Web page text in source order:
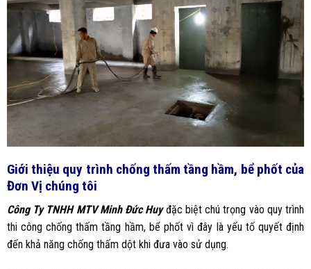
Giới thiệu quy trình chống thấm tầng hầm, bể phốt của
Đơn Vị chúng tôi
Công Ty TNHH MTV Minh Đức Huyđặc biệt chú trọng vào quy trình
thi công chống thấm tầng hầm, bể phốt vì đây là yếu tố quyết định
đến khả năng chống thấm dột khi đưa vào sử dụng.